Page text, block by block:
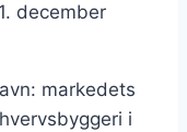
december
markedets
i